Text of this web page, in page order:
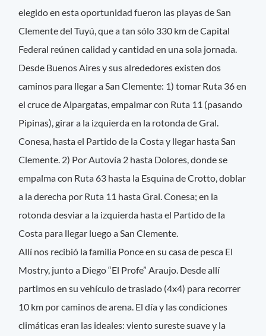
elegido en esta oportunidad fueron las playas de San
Clemente del Tuyú, que a tan sólo 330 km de Capital
Federal reúnen calidad y cantidad en una sola jornada.
Desde Buenos Aires y sus alrededores existen dos
caminos para llegar a San Clemente: 1) tomar Ruta 36 en
el cruce de Alpargatas, empalmar con Ruta 11 (pasando
Pipinas), girar a la izquierda en la rotonda de Gral.
Conesa, hasta el Partido de la Costa y llegar hasta San
Clemente. 2) Por Autovía 2 hasta Dolores, donde se
empalma con Ruta 63 hasta la Esquina de Crotto, doblar
a la derecha por Ruta 11 hasta Gral. Conesa; en la
rotonda desviar a la izquierda hasta el Partido de la
Costa para llegar luego a San Clemente.
Allí nos recibió la familia Ponce en su casa de pesca El
Mostry, junto a Diego “El Profe” Araujo. Desde allí
partimos en su vehículo de traslado (4x4) para recorrer
10 km por caminos de arena. El día y las condiciones
climáticas eran las ideales: viento sureste suave y la